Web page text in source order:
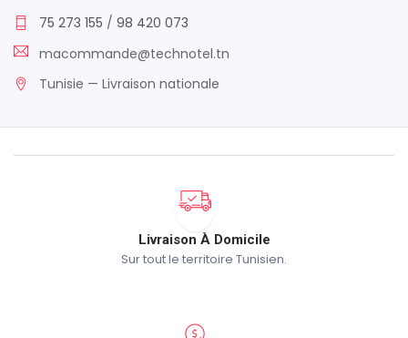
75 273 155 / 98 420 073
macommande@technotel.tn
Tunisie — Livraison nationale
Livraison À Domicile
Sur tout le territoire Tunisien.